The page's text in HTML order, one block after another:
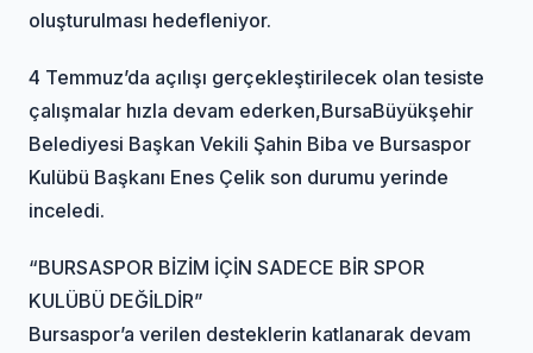
oluşturulması hedefleniyor.
4 Temmuz’da açılışı gerçekleştirilecek olan tesiste
çalışmalar hızla devam ederken,BursaBüyükşehir
Belediyesi Başkan Vekili Şahin Biba ve Bursaspor
Kulübü Başkanı Enes Çelik son durumu yerinde
inceledi.
“BURSASPOR BİZİM İÇİN SADECE BİR SPOR
KULÜBÜ DEĞİLDİR”
Bursaspor’a verilen desteklerin katlanarak devam